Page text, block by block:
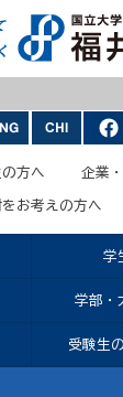
方へ 企業
お考えの方へ
学
学部・
受験生